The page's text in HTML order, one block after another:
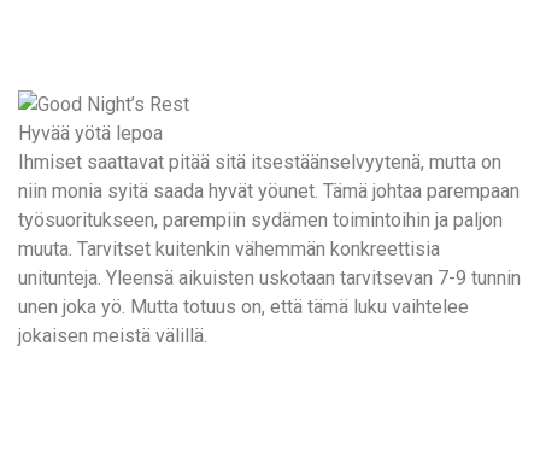
Hyvää yötä lepoa
Ihmiset saattavat pitää sitä itsestäänselvyytenä, mutta on
niin monia syitä saada hyvät yöunet. Tämä johtaa parempaan
työsuoritukseen, parempiin sydämen toimintoihin ja paljon
muuta. Tarvitset kuitenkin vähemmän konkreettisia
unitunteja. Yleensä aikuisten uskotaan tarvitsevan 7-9 tunnin
unen joka yö. Mutta totuus on, että tämä luku vaihtelee
jokaisen meistä välillä.